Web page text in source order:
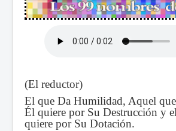
(El reductor)
El que Da Humilidad, Aquel
Él quiere por Su Destrucción y
quiere por Su Dotación.